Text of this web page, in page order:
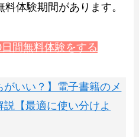
体験期間があります。
間無料体験をする
がいい？】電子書籍のメ
【最適に使い分けよ